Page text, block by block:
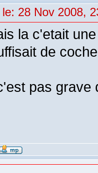
28 Nov 2008,
la c'etait
de
pas grave